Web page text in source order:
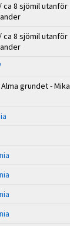
ca 8 sjömil utanför
ca 8 sjömil utanför
grundet - Mika